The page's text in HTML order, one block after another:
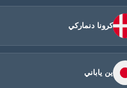
كرونا دنماركي
ين ياباني